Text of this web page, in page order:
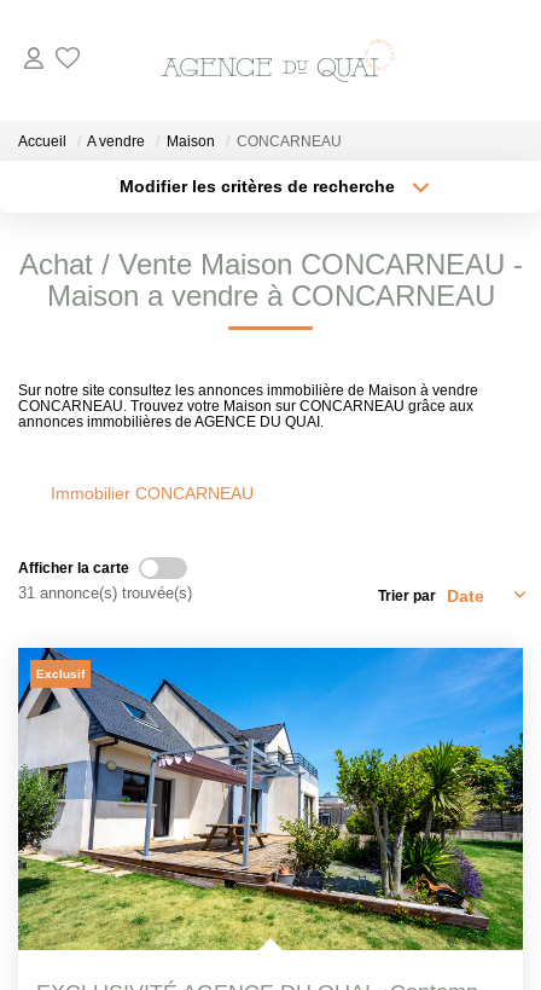
A La Vente
A La Location
ESTIMER
NOTRE AGENCE
CONTACT
Accueil A vendre Maison CONCARNEAU
Modifier les critères de recherche
Sélectionnez...
Type de bien
Surface min
Créer une alerte
Achat / Vente Maison CONCARNEAU -
Maison a vendre à CONCARNEAU
Sur notre site consultez les annonces immobilière de Maison à vendre
CONCARNEAU. Trouvez votre Maison sur CONCARNEAU grâce aux
annonces immobilières de AGENCE DU QUAI.
Immobilier CONCARNEAU
Afficher la carte
31 annonce(s) trouvée(s) Trier par
Exclusif